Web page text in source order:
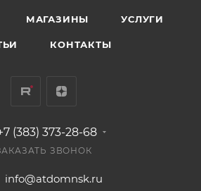
МАГАЗИНЫ УСЛУГИ
КОНТАКТЫ
(383) 373-28-68
ЗВОНОК
info@atdomnsk.ru